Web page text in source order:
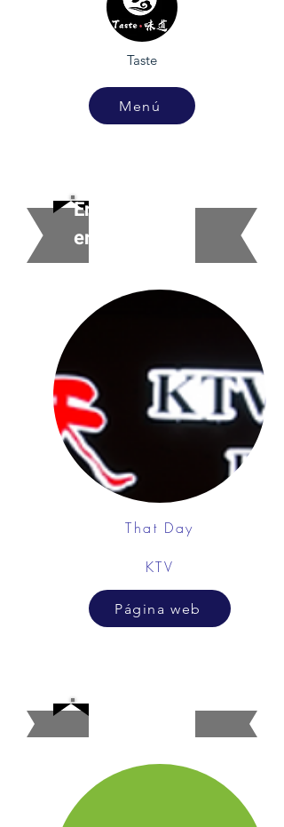
Taste
Menú
Entretenimi
ento
That Day
KTV
Página web